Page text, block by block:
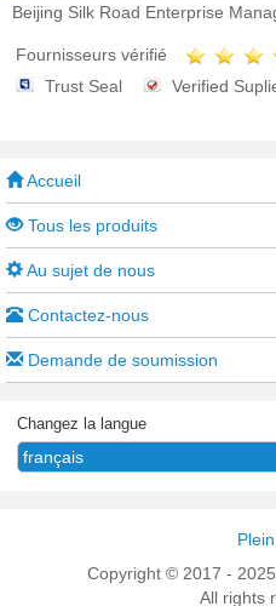
Beijing Silk Road Enterprise
Fournisseurs vérifié
Trust Seal
Verified
Accueil
Tous les produits
Au sujet de nous
Contactez-nous
Demande de soumission
Changez la langue
Copyright © 2017 -
All rights